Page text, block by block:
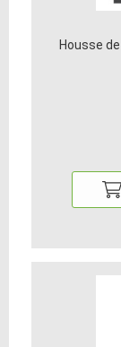
Housse